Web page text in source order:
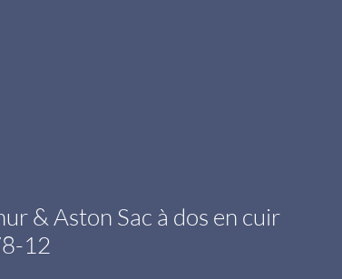
& Aston Sac à dos en cuir
12